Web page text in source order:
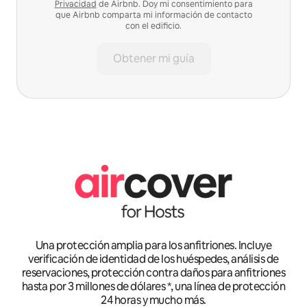
Privacidad de Airbnb. Doy mi consentimiento para
que Airbnb comparta mi información de contacto
con el edificio.
Obtener mi guía
Una protección amplia para los anfitriones. Incluye
verificación de identidad de los huéspedes, análisis de
reservaciones, protección contra daños para anfitriones
hasta por 3 millones de dólares *, una línea de protección
24 horas y mucho más.